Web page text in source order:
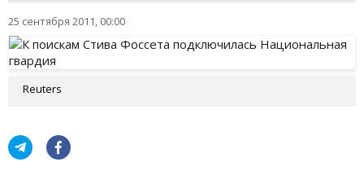
25 сентября 2011, 00:00
Reuters